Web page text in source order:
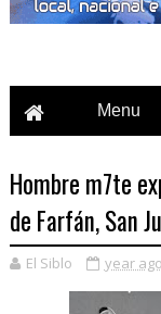
Hombre m7te
de Farfán, San
El Siblo year ago